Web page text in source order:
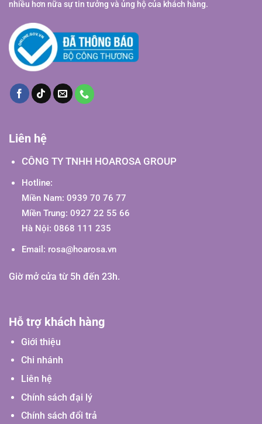
nhiều hơn nữa sự tin tưởng và ủng hộ của khách hàng.
Liên hệ
CÔNG TY TNHH HOAROSA GROUP
Hotline:
Miền Nam: 0939 70 76 77
Miền Trung: 0927 22 55 66
Hà Nội: 0868 111 235
Email: rosa@hoarosa.vn
Giờ mở cửa từ 5h đến 23h.
Hỗ trợ khách hàng
Giới thiệu
Chi nhánh
Liên hệ
Chính sách đại lý
Chính sách đổi trả